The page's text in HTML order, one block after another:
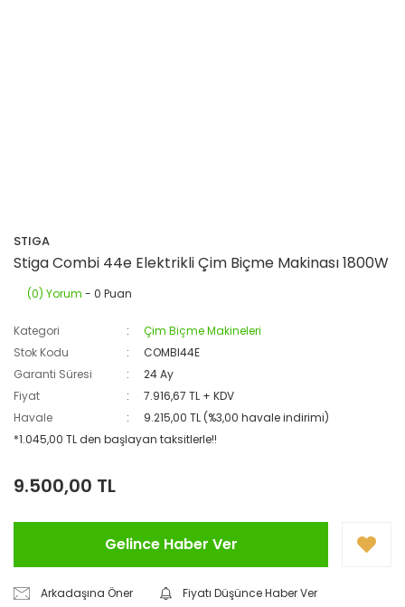
STIGA
Stiga Combi 44e Elektrikli Çim Biçme Makinası 1800W
(0) Yorum - 0 Puan
Kategori
Çim Biçme Makineleri
Stok Kodu
COMBI44E
Garanti Süresi
24 Ay
Fiyat
7.916,67 TL + KDV
Havale
9.215,00 TL (%3,00 havale indirimi)
*1.045,00 TL den başlayan taksitlerle!!
9.500,00 TL
Gelince Haber Ver
Arkadaşına Öner
Fiyatı Düşünce Haber Ver